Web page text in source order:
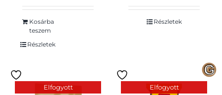
Kosárba
teszem
Részletek
Részletek
Elfogyott Elfogyott